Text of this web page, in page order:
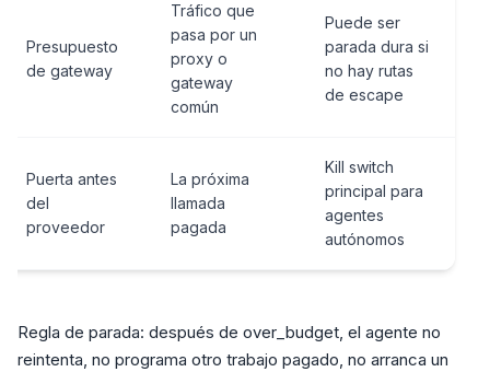
Presupuesto
de gateway
Tráfico que
pasa por un
proxy o
gateway
común
Puede ser
parada dura si
no hay rutas
de escape
Puerta antes
del
proveedor
La próxima
llamada
pagada
Kill switch
principal para
agentes
autónomos
Regla de parada: después de over_budget, el agente no
reintenta, no programa otro trabajo pagado, no arranca un